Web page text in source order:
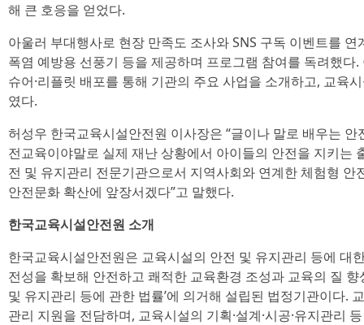
해 큰 호응을 얻었다.
아울러 부대행사로 현장 만족도 조사와 SNS 구독 이벤트를
폭염 예방용 선풍기 등을 제공하며 프로그램 참여를 독려했다
슈어·리플릿 배포를 통해 기관의 주요 사업을 소개하고, 교육
였다.
허성우 한국교육시설안전원 이사장은 “글이나 말로 배우는
전교육이야말로 실제 재난 상황에서 아이들의 안전을 지키는
전 및 유지관리 전문기관으로서 지역사회와 연계한 체험형
안전문화 확산에 앞장서겠다”고 말했다.
한국교육시설안전원 소개
한국교육시설안전원은 교육시설의 안전 및 유지관리 등에 대
전성을 확보해 안전하고 쾌적한 교육환경 조성과 교육의 질
및 유지관리 등에 관한 법률’에 의거해 설립된 법정기관이다.
관리 지원을 전담하며, 교육시설의 기획·설계·시공·유지관리